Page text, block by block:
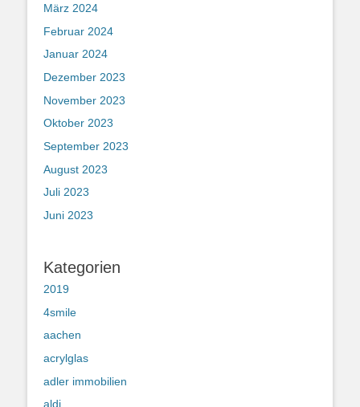
März 2024
Februar 2024
Januar 2024
Dezember 2023
November 2023
Oktober 2023
September 2023
August 2023
Juli 2023
Juni 2023
Kategorien
2019
4smile
aachen
acrylglas
adler immobilien
aldi